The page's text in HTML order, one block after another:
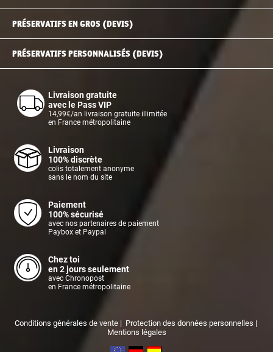
PRÉSERVATIFS EN GROS (DEVIS)
PRÉSERVATIFS PERSONNALISÉS (DEVIS)
Livraison gratuite
avec le Pass VIP
14,99€/an livraison gratuite illimitée
en France métropolitaine
Livraison
100% discrète
colis totalement anonyme
sans le nom du site
Paiement
100% sécurisé
avec nos partenaires de paiement
Paybox et Paypal
Chez toi
en 2 jours seulement
avec Chronopost
en France métropolitaine
Conditions générales de vente| Protection des données personnelles |
Mentions légales